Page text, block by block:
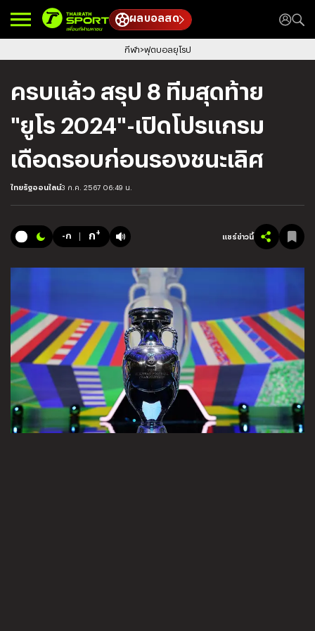
ผลบอลสด
กีฬา ฟุตบอลยุโรป
ครบแล้ว สรุป 8 ทีมสุดท้าย
"ยูโร 2024"-เปิดโปรแกรม
เดือดรอบก่อนรองชนะเลิศ
ไทยรัฐออนไลน์3 ก.ค. 2567 06:49 น.
-ก ก+ แชร์ข่าวนี้